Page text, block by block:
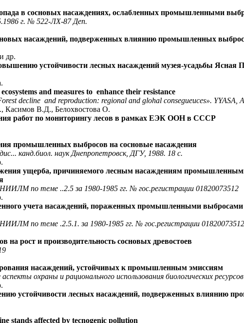
в сосновых насаждениях, ослабленных промышленными
г. № 522-ЛХ-87 Деп.
насаждений, подверженных влиянию промышленных
др.
устойчивости лесных насаждений музея-усадьбы
and measures to enhance their resistance
decline and reproduction: regional and glohal consegueuces». YYASA,
В.Д., Белохвостова О.
работ по мониторингу лесов в рамках ЕЭК ООН в СССР
промышленных выбросов на сосновые насаждения
канд.биол. наук Днепропетровск, ДГУ, 1988. 18 с.
ущерба, причиняемого лесным насаждениям
по теме ..2.5 за 1980-1985 гг. № гос.регистрации 01820073512
учета насаждений, пораженных промышленными выбросами
по теме .2.5.1. за 1980-1985 гг. № гос.регистрации 01820073512
рост и производительность сосновых древостоев
насаждений, устойчивых к промышленным эмиссиям
охраны и рационального использования биологических
устойчивости лесных насаждений, подверженных влиянию
stands affected by tecnogenic pollution